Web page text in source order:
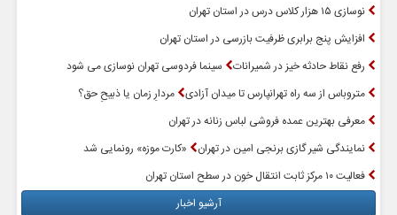
نوسازی ۱۵ هزار کلاس درس در استان تهران
افزایش پنج برابری ظرفیت بازرسی در استان تهران
رفع نقاط حادثه خیز در شمیرانات
سینما فردوسی تهران نوسازی می شود
متروباس از سه راه تهرانپارس تا میدان آزادی مردارِ زمان یا ذبیحِ حق؟
معرفی بهترین عمده فروشی لباس زنانه در تهران
نمایندگی شیر گازی برنجی امین در تهران
«کارت موزه» رونمایی شد
فعالیت ۱۰ مرکز ثابت انتقال خون در سطح استان تهران
آرشیو اخبار